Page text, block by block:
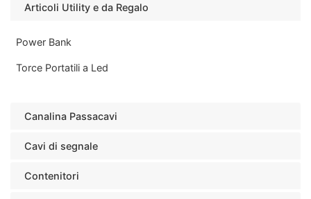
Articoli Utility e da Regalo
Power Bank
Torce Portatili a Led
Canalina Passacavi
Cavi di segnale
Contenitori